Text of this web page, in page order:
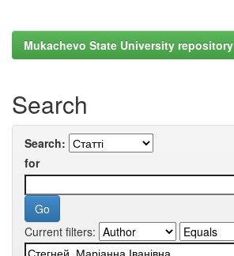
Mukachevo State University repository
Search
Search:
for
Current filters: